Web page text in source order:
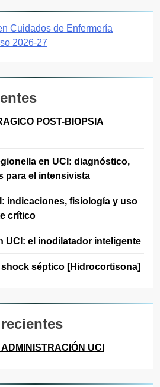
Cuidados de Enfermería
2026-27
POST-BIOPSIA
en UCI: diagnóstico,
para el intensivista
indicaciones, fisiología y uso
crítico
UCI: el inodilatador inteligente
séptico [Hidrocortisona]
UCI